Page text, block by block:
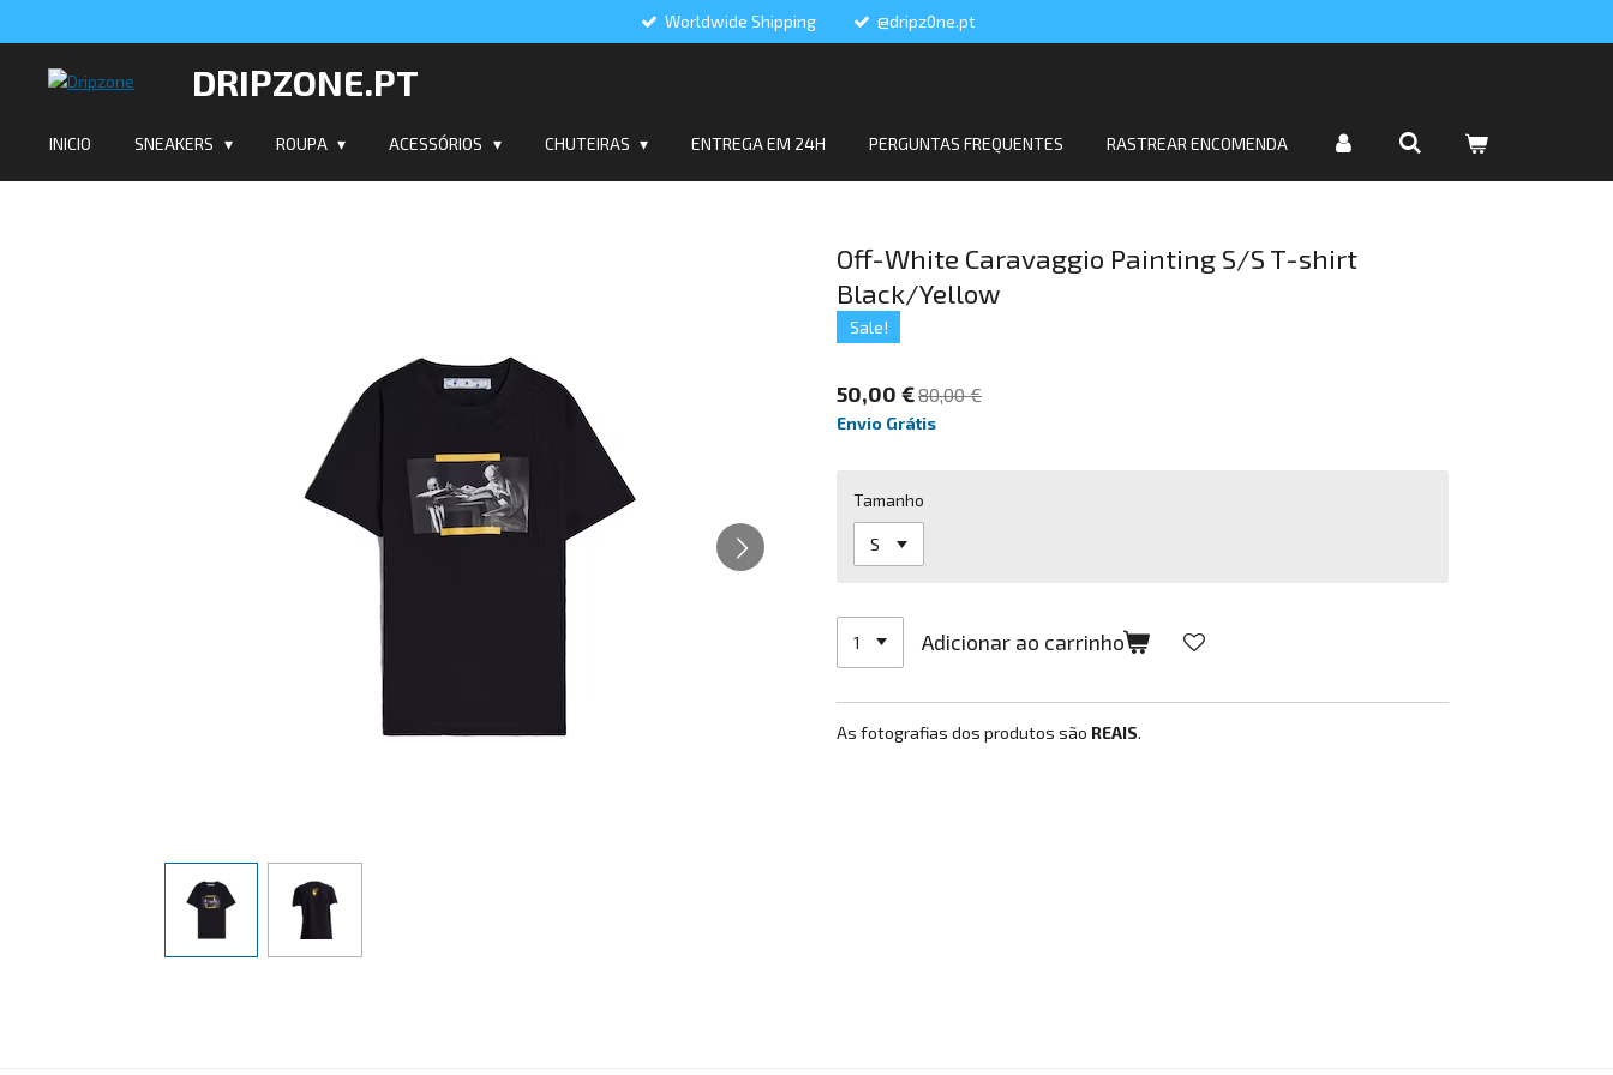
Worldwide Shipping @dripz0ne.pt
DRIPZONE.PT
INICIO SNEAKERS ROUPA ACESSÓRIOS CHUTEIRAS ENTREGA EM 24H PERGUNTAS FREQUENTES RASTREAR ENCOMENDA
Off-White Caravaggio Painting S/S T-shirt
Black/Yellow
Sale!
50,00 €80,00 €
Envio Grátis
Tamanho
Adicionar ao carrinho
As fotografias dos produtos são REAIS.